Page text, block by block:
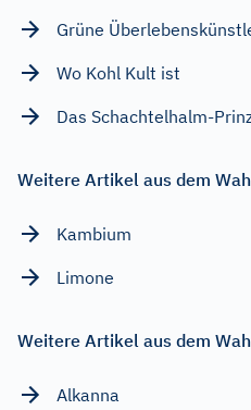
Grüne
Wo Kohl Kult ist
Das Schachtelhalm-
Weitere Artikel aus dem
Kambium
Limone
Weitere Artikel aus dem
Alkanna